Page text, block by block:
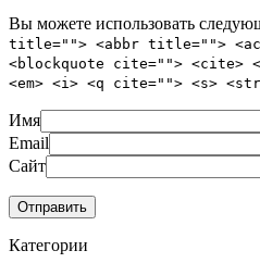
Вы можете использовать
title=""> <abbr title="">
<blockquote cite=""> <cite>
<em> <i> <q cite=""> <s>
Имя
Email
Сайт
Категории